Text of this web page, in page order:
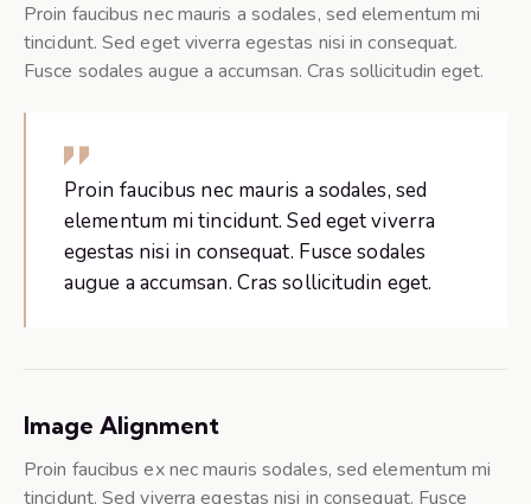
Proin faucibus nec mauris a sodales, sed elementum mi
tincidunt. Sed eget viverra egestas nisi in consequat.
Fusce sodales augue a accumsan. Cras sollicitudin eget.
Proin faucibus nec mauris a sodales, sed
elementum mi tincidunt. Sed eget viverra
egestas nisi in consequat. Fusce sodales
augue a accumsan. Cras sollicitudin eget.
Image Alignment
Proin faucibus ex nec mauris sodales, sed elementum mi
tincidunt. Sed viverra egestas nisi in consequat. Fusce